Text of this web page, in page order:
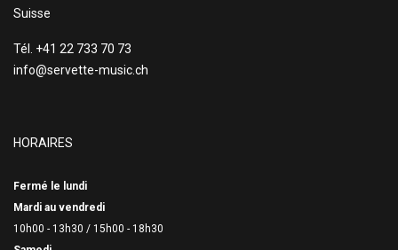
Suisse
Tél. +41 22 733 70 73
info@servette-music.ch
HORAIRES
Fermé le lundi
Mardi au vendredi
10h00 - 13h30 / 15h00 - 18h30